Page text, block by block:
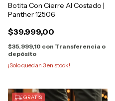
Botita Con Cierre Al Costado |
Panther 12506
$39.999,00
$35.999,10 con Transferencia o
depósito
¡Solo quedan 3en stock!
GRATIS